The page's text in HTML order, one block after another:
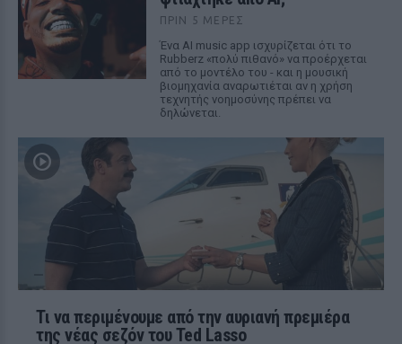
ΠΡΙΝ 5 ΜΈΡΕΣ
Ένα AI music app ισχυρίζεται ότι το
Rubberz «πολύ πιθανό» να προέρχεται
από το μοντέλο του - και η μουσική
βιομηχανία αναρωτιέται αν η χρήση
τεχνητής νοημοσύνης πρέπει να
δηλώνεται.
Τι να περιμένουμε από την αυριανή πρεμιέρα
της νέας σεζόν του Ted Lasso